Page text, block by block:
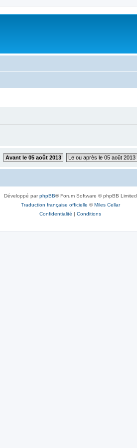
Avant le 05 août 2013 Le ou après le 05 août 2013
Développé parphpBB® Forum Software © phpBB Limited
Traduction française officielle ©Miles Cellar
Confidentialité | Conditions